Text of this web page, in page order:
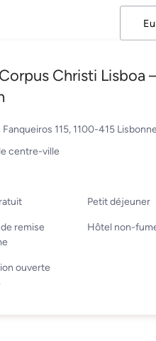
Christi Lisboa
Fanqueiros 115, 1100-415 Lisbonne
centre-ville
Petit déjeuner
remise
Hôtel non-
ouverte